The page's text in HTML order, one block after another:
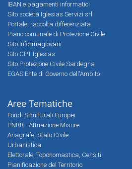
IBAN e pagamenti informatici
Sito società Iglesias Servizi srl
Portale: raccolta differenziata
Piano comunale di Protezione Civile
Sito Informagiovani
Sito CPT Iglesias
Sito Protezione Civile Sardegna
EGAS Ente di Governo dell'Ambito
Aree Tematiche
Fondi Strutturali Europei
PNRR - Attuazione Misure
Anagrafe, Stato Civile
Urbanistica
Elettorale, Toponomastica, Cens.ti
Pianificazione del Territorio